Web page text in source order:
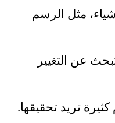
مثل الرسم
عن التغيير
تريد تحقيقها.